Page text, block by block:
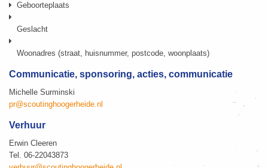
Geboorteplaats
Geslacht
Woonadres (straat, huisnummer, postcode, woonplaats)
Communicatie, sponsoring, acties, communicatie
Michelle Surminski
pr@scoutinghoogerheide.nl
Verhuur
Erwin Cleeren
Tel. 06-22043873